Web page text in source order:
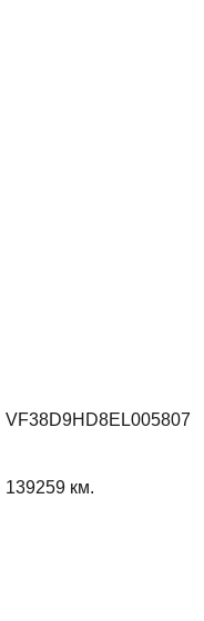
VF38D9HD8EL005807
139259 км.